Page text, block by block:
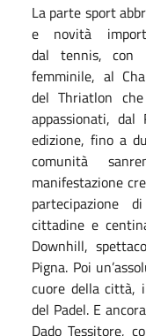
La parte sport
e novità
dal tennis, con
femminile, al
del Thriatlon
appassionati, dal
edizione, fino a
comunità
manifestazione
partecipazione
cittadine e
Downhill,
Pigna. Poi
cuore della città,
del Padel. E
Dado Tessitore,